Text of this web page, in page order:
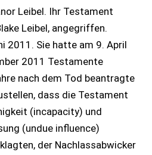
Leibel. Ihr Testament
Leibel, angegriffen.
2011. Sie hatte am 9. April
2011 Testamente
nach dem Tod beantragte
dass die Testament
(incapacity) und
(undue influence)
der Nachlassabwicker